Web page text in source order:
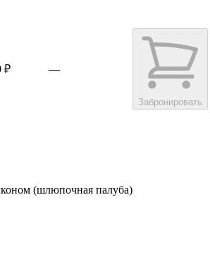
₽ —
Забронировать
(шлюпочная палуба)